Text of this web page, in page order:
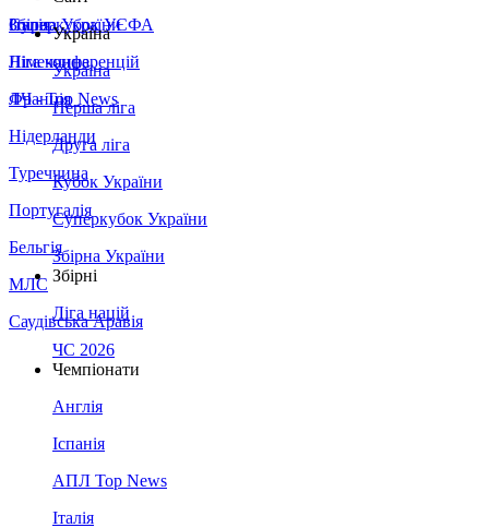
Збірна України
Італія
Німеччина
Франція
Нідерланди
Туреччина
Португалія
Бельгія
МЛС
Саудівська Аравія
Суперкубок УЄФА
Ліга конференцій
ЛЧ - Top News
Україна
Україна
Перша ліга
Друга ліга
Кубок України
Суперкубок України
Збірна України
Збірні
Ліга націй
ЧС 2026
Чемпіонати
Англія
Іспанія
АПЛ Top News
Італія